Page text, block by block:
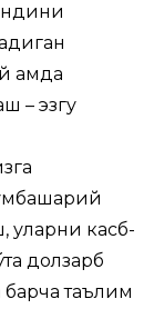
ҳамда
– эзгу
уларни касб-
долзарб
барча таълим